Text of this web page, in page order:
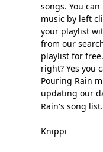
songs. You
music by left
your playlist
from our
playlist for
right? Yes you
Pouring Rain
updating our
Rain's song
Knippi